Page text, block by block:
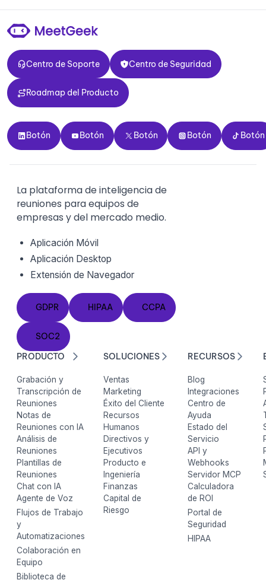
Centro de Soporte
Centro de Soporte
Centro de Seguridad
Centro de Seguridad
Roadmap del Producto
Roadmap del Producto
Botón
Botón
Botón
Botón
Botón
Botón
Botón
Botón
Botón
Botón
La plataforma de inteligencia de
reuniones para equipos de
empresas y del mercado medio.
Aplicación Móvil
Aplicación Desktop
Extensión de Navegador
GDPR
GDPR
HIPAA
HIPAA
CCPA
CCPA
SOC2
SOC2
PRODUCTO
Grabación y
Transcripción de
Reuniones
Notas de
Reuniones con IA
Análisis de
Reuniones
Plantillas de
Reuniones
Chat con IA
Agente de Voz
Flujos de Trabajo
y
Automatizaciones
Colaboración en
Equipo
Biblioteca de
SOLUCIONES
Ventas
Marketing
Éxito del Cliente
Recursos
Humanos
Directivos y
Ejecutivos
Producto e
Ingeniería
Finanzas
Capital de
Riesgo
RECURSOS
Blog
Integraciones
Centro de
Ayuda
Estado del
Servicio
API y
Webhooks
Servidor MCP
Calculadora
de ROI
Portal de
Seguridad
HIPAA